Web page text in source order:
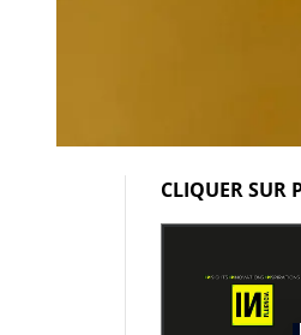
CLIQUER SUR